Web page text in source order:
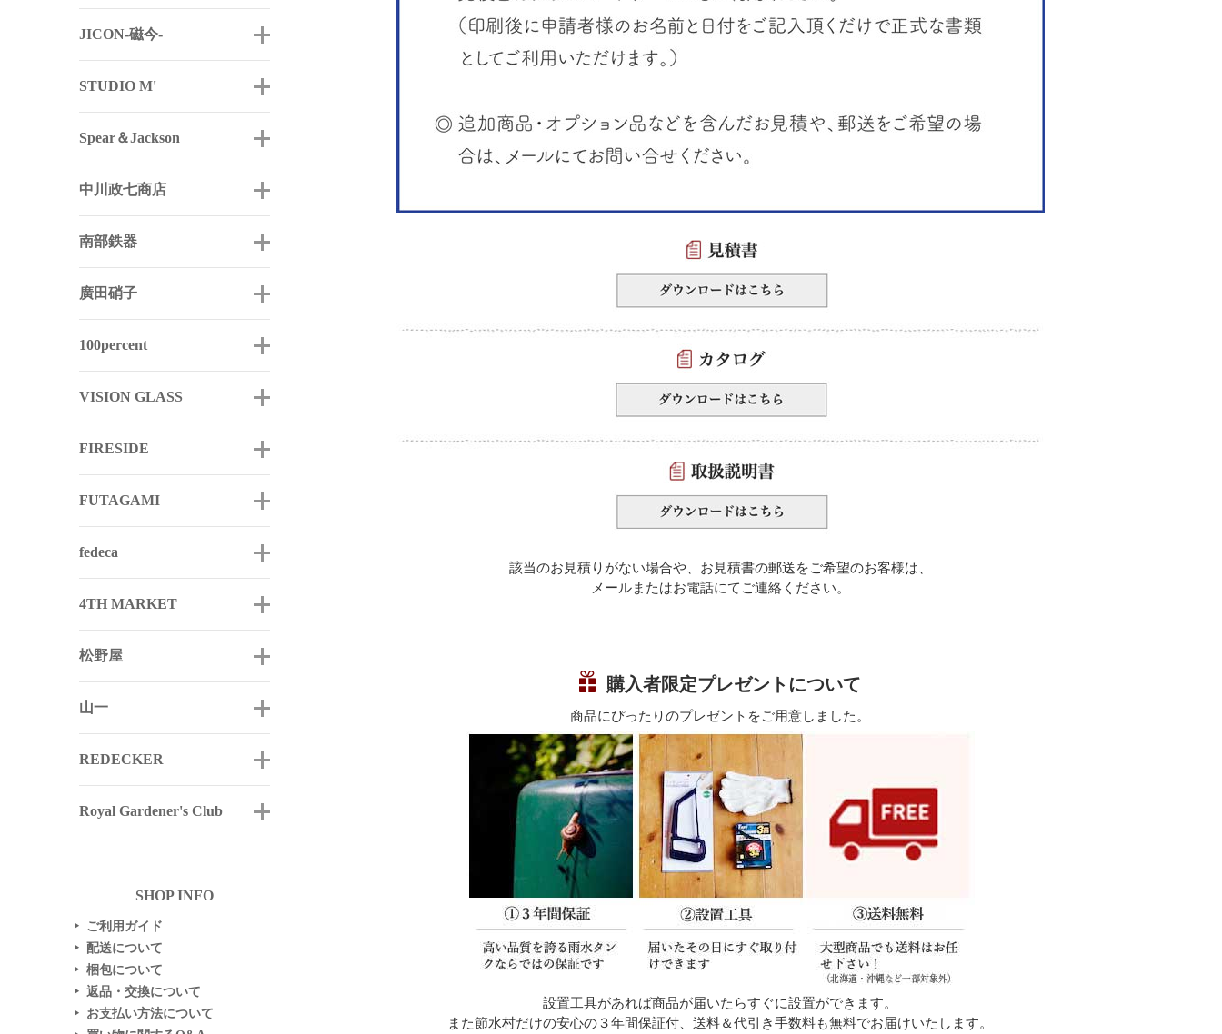
JICON-磁今-
STUDIO M'
Spear＆Jackson
中川政七商店
南部鉄器
廣田硝子
100percent
VISION GLASS
FIRESIDE
FUTAGAMI
fedeca
4TH MARKET
松野屋
山一
REDECKER
Royal Gardener's Club
SHOP INFO
▶ ご利用ガイド
▶ 配送について
▶ 梱包について
▶ 返品・交換について
▶ お支払い方法について
該当のお見積りがない場合や、お見積書の郵送をご希望のお客様は、
メールまたはお電話にてご連絡ください。
購入者限定プレゼントについて
商品にぴったりのプレゼントをご用意しました。
設置工具があれば商品が届いたらすぐに設置ができます。
また節水村だけの安心の３年間保証付、送料＆代引き手数料も無料でお届けいたします。